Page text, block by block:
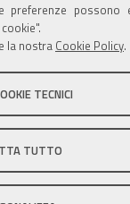
preferenze possono
la nostra Cookie Policy.
TECNICI
TUTTO